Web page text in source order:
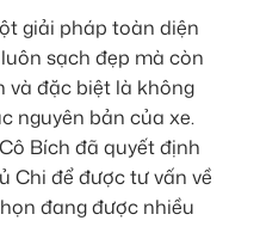
giải pháp toàn diện
sạch đẹp mà còn
và đặc biệt là không
nguyên bản của xe.
Bích đã quyết định
Chi để được tư vấn về
đang được nhiều